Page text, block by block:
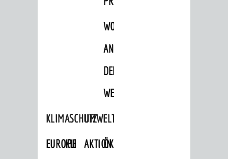
WOHNBEBAUUNG
AN
DER
WEINBERGSTRASSE
KLIMASCHUTZ
EUROPEAN
KLIMASCHUTZ-
UMWELTSCHUTZ
AKTIONÖKOLOGISCHE